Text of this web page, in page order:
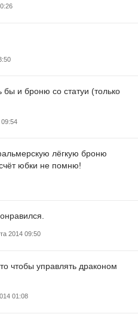
и броню со статуи (только
лёгкую броню
юбки не помню!
2014 09:50
чтобы управлять драконом
01:08